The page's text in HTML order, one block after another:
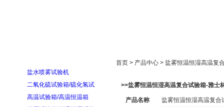
盐水喷雾试验机
二氧化硫试验箱/硫化氢试
高温试验箱/高温恒温箱
首页 > 产品中心 > 盐雾恒温恒湿高温复
>>盐雾恒温恒湿高温复合试验箱-雅士
产品名称 盐雾恒温恒湿高温复合